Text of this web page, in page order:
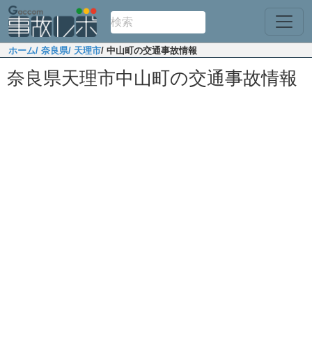
ホーム/ 奈良県/ 天理市/ 中山町の交通事故情報
奈良県天理市中山町の交通事故情報